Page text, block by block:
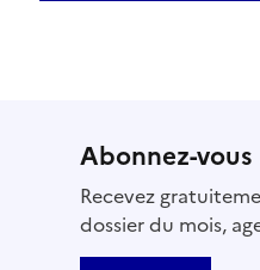
Abonnez-
Recevez
dossier du mois,